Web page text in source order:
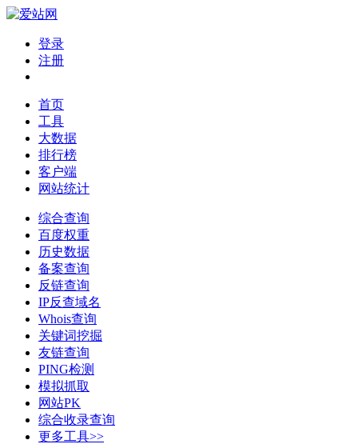
登录
注册
首页
工具
大数据
排行榜
客户端
网站统计
综合查询
百度权重
历史数据
备案查询
反链查询
IP反查域名
Whois查询
关键词挖掘
友链查询
PING检测
模拟抓取
网站PK
综合收录查询
更多工具>>